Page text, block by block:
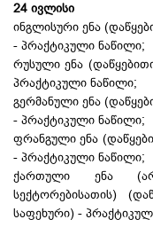
24 ივლისი
ინგლისური ენა
- პრაქტიკული ნაწილი;
რუსული ენა
პრაქტიკული ნაწილი;
გერმანული ენა
- პრაქტიკული ნაწილი;
ფრანგული ენა
- პრაქტიკული ნაწილი;
ქართული ენა
სექტორებისათის)
საფეხური) -